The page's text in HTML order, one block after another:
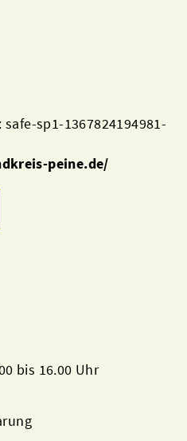
sp1-1367824194981-
peine.de/
bis 16.00 Uhr